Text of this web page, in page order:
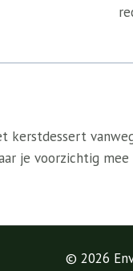
kerstdessert
je voorzichtig
© 2026